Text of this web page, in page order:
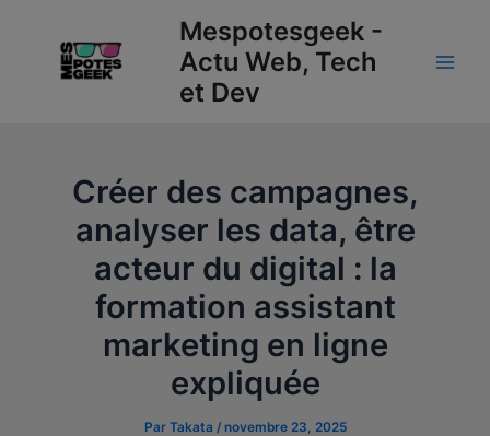
Mespotesgeek -
Actu Web, Tech
et Dev
Créer des campagnes,
analyser les data, être
acteur du digital : la
formation assistant
marketing en ligne
expliquée
Par Takata / novembre 23, 2025
articles